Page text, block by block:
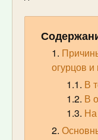
огурцов
В
В
На